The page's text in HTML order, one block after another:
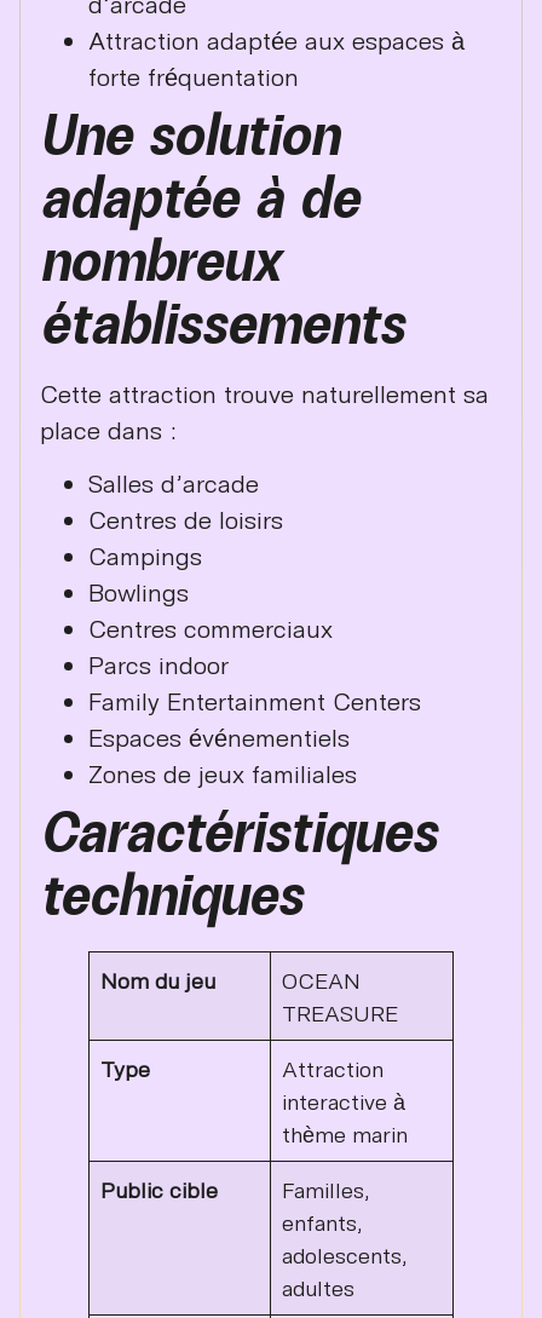
Attraction adaptée aux espaces à
forte fréquentation
Une solution
adaptée à de
nombreux
établissements
Cette attraction trouve naturellement sa
place dans :
Salles d’arcade
Centres de loisirs
Campings
Bowlings
Centres commerciaux
Parcs indoor
Family Entertainment Centers
Espaces événementiels
Zones de jeux familiales
Caractéristiques
techniques
Nom du jeu
OCEAN
TREASURE
Type
Attraction
interactive à
thème marin
Public cible
Familles,
enfants,
adolescents,
adultes